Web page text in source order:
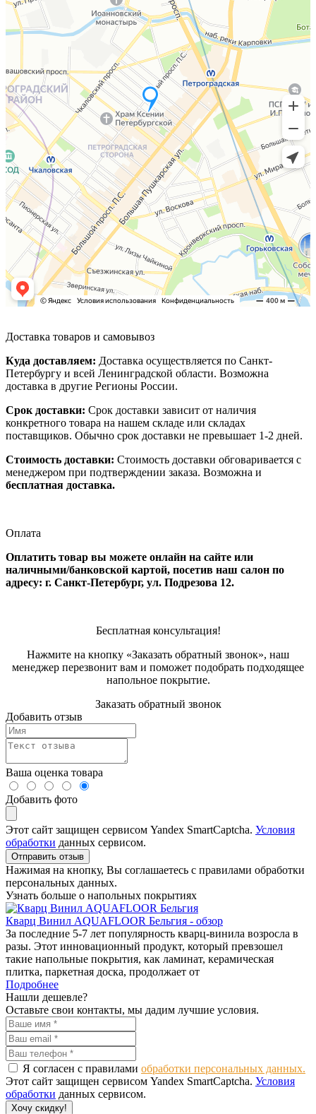
Доставка товаров и самовывоз
Куда доставляем: Доставка осуществляется по Санкт-
Петербургу и всей Ленинградской области. Возможна
доставка в другие Регионы России.
Срок доставки: Срок доставки зависит от наличия
конкретного товара на нашем складе или складах
поставщиков. Обычно срок доставки не превышает 1-2 дней.
Стоимость доставки: Стоимость доставки обговаривается с
менеджером при подтверждении заказа. Возможна и
бесплатная доставка.
Оплата
Оплатить товар вы можете онлайн на сайте или
наличными/банковской картой, посетив наш салон по
адресу: г. Санкт-Петербург, ул. Подрезова 12.
Бесплатная консультация!
Нажмите на кнопку «Заказать обратный звонок», наш
менеджер перезвонит вам и поможет подобрать подходящее
напольное покрытие.
Заказать обратный звонок
Добавить отзыв
Ваша оценка товара
Добавить фото
Этот сайт защищен сервисом Yandex SmartCaptcha. Условия
обработки данных сервисом.
Отправить отзыв
Нажимая на кнопку, Вы соглашаетесь с правилами обработки
персональных данных.
Узнать больше о напольных покрытиях
Кварц Винил AQUAFLOOR Бельгия - обзор
За последние 5-7 лет популярность кварц-винила возросла в
разы. Этот инновационный продукт, который превзошел
такие напольные покрытия, как ламинат, керамическая
плитка, паркетная доска, продолжает от
Подробнее
Нашли дешевле?
Оставьте свои контакты, мы дадим лучшие условия.
Я согласен с правилами обработки персональных данных.
Этот сайт защищен сервисом Yandex SmartCaptcha. Условия
обработки данных сервисом.
Хочу скидку!